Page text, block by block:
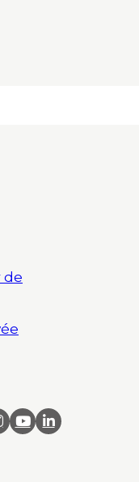
de